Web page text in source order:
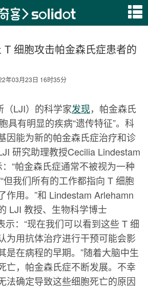
T 细胞攻击帕金森氏症患者的
年03月23日 16时35分
（LJI）的科学家发现，帕金森氏
具有明显的疾病“遗传特征”。科
因能为新的帕金森氏症治疗和诊
研究助理教授Cecilia Lindestam
“帕金森氏症通常不被视为一种
但我们所有的工作都指向 T 细胞
作用。”和 Lindestam Arlehamn
LJI 教授、生物科学博士
示：“现在我们可以看到这些 T 细
为用抗体治疗进行干预可能会影
是在病程的早期。”随着大脑中生
亡，帕金森氏症不断发展。不幸
法确定导致这些细胞死亡的原因